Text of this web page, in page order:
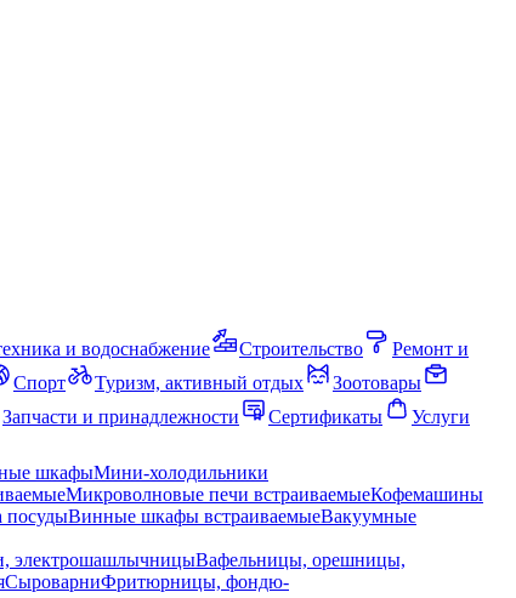
и водоснабжение Строительство
Ремонт и
Спорт Туризм, активный отдых
Зоотовары
Запчасти и принадлежности Сертификаты
Услуги
шкафыМини-холодильники
Микроволновые печи встраиваемыеКофемашины
посудыВинные шкафы встраиваемыеВакуумные
электрошашлычницыВафельницы, орешницы,
СыроварниФритюрницы, фондю-